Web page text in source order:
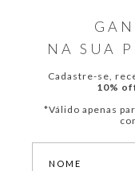
NA SUA
Cadastre-se,
10%
*Válido apenas